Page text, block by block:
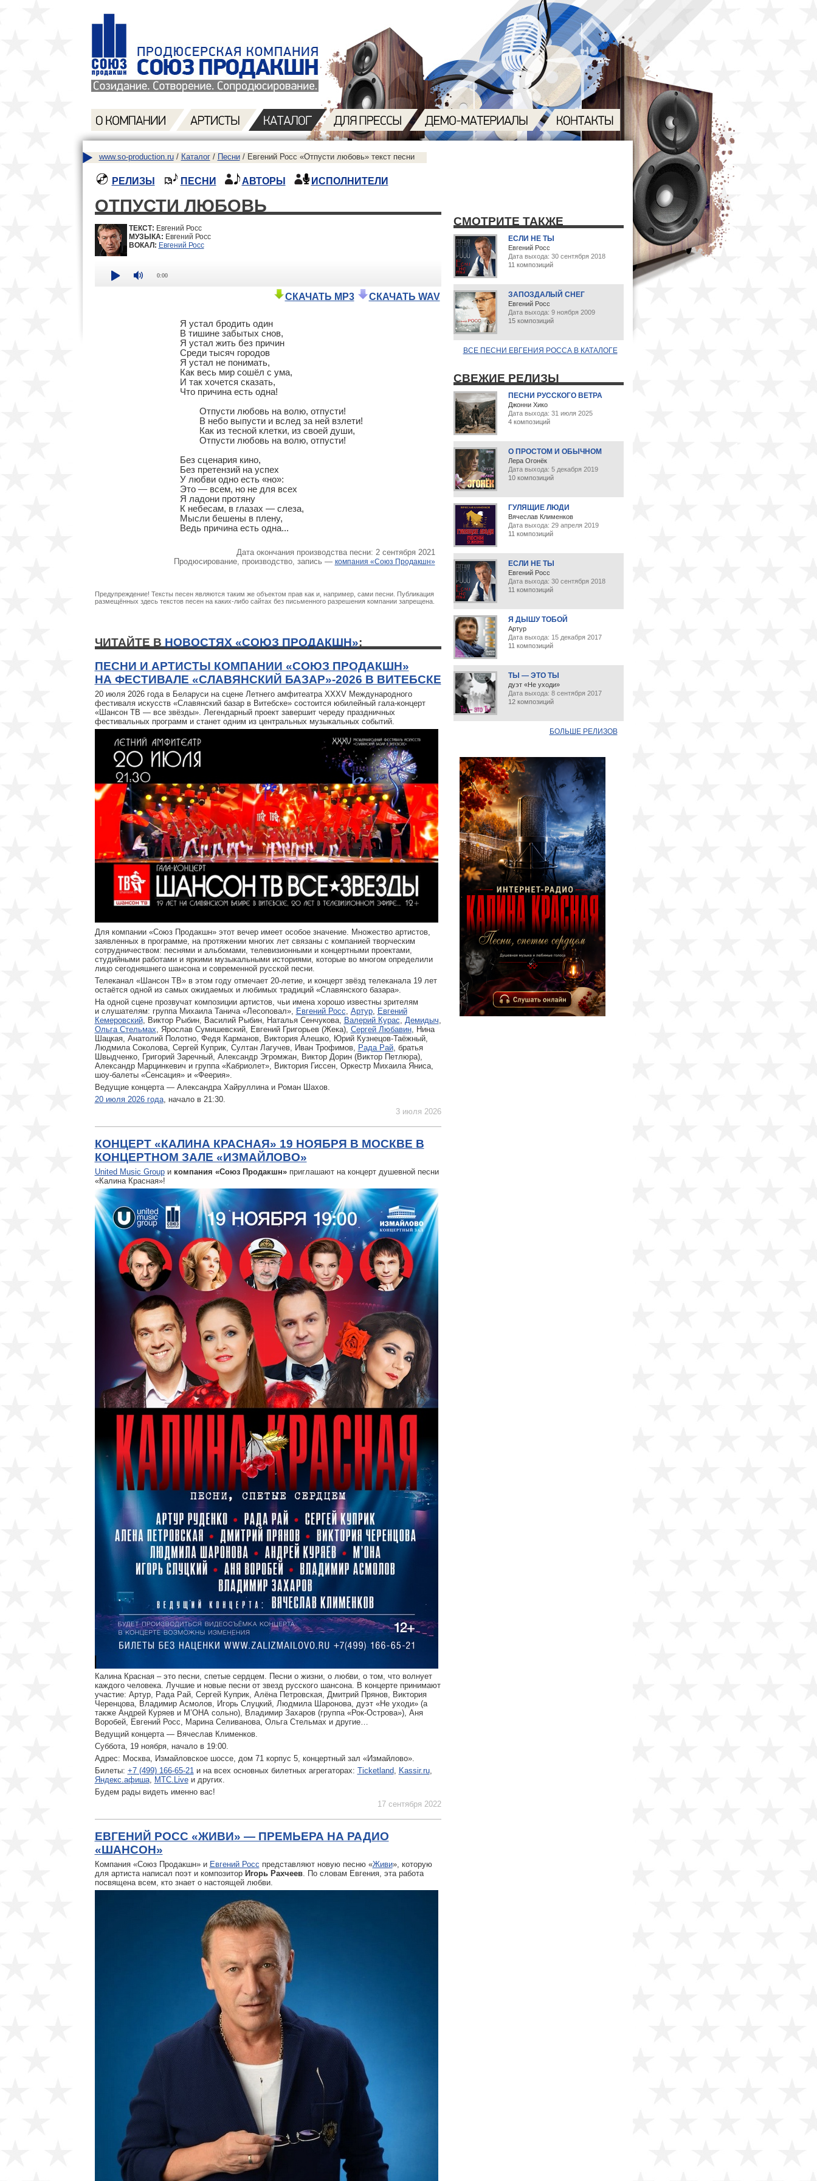
www.so-production.ru/ Каталог/ Песни/ Евгений Росс «Отпусти любовь» текст песни
РЕЛИЗЫ ПЕСНИ АВТОРЫ ИСПОЛНИТЕЛИ
ОТПУСТИ ЛЮБОВЬ
ТЕКСТ: Евгений Росс
МУЗЫКА: Евгений Росс
ВОКАЛ: Евгений Росс
0:00
СКАЧАТЬ MP3 СКАЧАТЬ WAV
Я устал бродить один
В тишине забытых снов,
Я устал жить без причин
Среди тысяч городов
Я устал не понимать,
Как весь мир сошёл с ума,
И так хочется сказать,
Что причина есть одна!
Без сценария кино,
Без претензий на успех
У любви одно есть «но»:
Это — всем, но не для всех
Я ладони протяну
К небесам, в глазах — слеза,
Мысли бешены в плену,
Ведь причина есть одна...
Дата окончания производства песни: 2 сентября 2021
Продюсирование, производство, запись — компания «Союз Продакшн»
Предупреждение! Тексты песен являются таким же объектом прав как и, например, сами песни. Публикация
размещённых здесь текстов песен на каких-либо сайтах без письменного разрешения компании запрещена.
ЧИТАЙТЕ В НОВОСТЯХ «СОЮЗ ПРОДАКШН»:
ПЕСНИ И АРТИСТЫ КОМПАНИИ «СОЮЗ ПРОДАКШН»
НА ФЕСТИВАЛЕ «СЛАВЯНСКИЙ БАЗАР»-2026 В ВИТЕБСКЕ
20 июля 2026 года в Беларуси на сцене Летнего амфитеатра XXXV Международного
фестиваля искусств «Славянский базар в Витебске» состоится юбилейный гала-концерт
«Шансон ТВ — все звёзды». Легендарный проект завершит череду праздничных
фестивальных программ и станет одним из центральных музыкальных событий.
Для компании «Союз Продакшн» этот вечер имеет особое значение. Множество артистов,
заявленных в программе, на протяжении многих лет связаны с компанией творческим
сотрудничеством: песнями и альбомами, телевизионными и концертными проектами,
студийными работами и яркими музыкальными историями, которые во многом определили
лицо сегодняшнего шансона и современной русской песни.
Телеканал «Шансон ТВ» в этом году отмечает 20-летие, и концерт звёзд телеканала 19 лет
остаётся одной из самых ожидаемых и любимых традиций «Славянского базара».
На одной сцене прозвучат композиции артистов, чьи имена хорошо известны зрителям
и слушателям: группа Михаила Танича «Лесоповал»,
Евгений Росс Артур,
Евгений
Кемеровский, Виктор Рыбин, Василий Рыбин, Наталья Сенчукова, Валерий Курас Демидыч
Ольга Стельмах , Ярослав Сумишевский, Евгений Григорьев (Жека), Сергей Любавин, Нина
Шацкая, Анатолий Полотно, Федя Карманов, Виктория Алешко, Юрий Кузнецов-Таёжный,
Людмила Соколова, Сергей Куприк, Султан Лагучев, Иван Трофимов,
Рада Рай, братья
Швыдченко, Григорий Заречный, Александр Эгромжан, Виктор Дорин (Виктор Петлюра),
Александр Марцинкевич и группа «Кабриолет», Виктория Гиссен, Оркестр Михаила Яниса,
шоу-балеты «Сенсация» и «Феерия».
Ведущие концерта — Александра Хайруллина и Роман Шахов.
20 июля 2026 года, начало в 21:30.
3 июля 2026
КОНЦЕРТ «КАЛИНА КРАСНАЯ» 19 НОЯБРЯ В МОСКВЕ В
КОНЦЕРТНОМ ЗАЛЕ «ИЗМАЙЛОВО»
United Music Groupи компания «Союз Продакшн»приглашают на концерт душевной песни
«Калина Красная»!
Калина Красная – это песни, спетые сердцем. Песни о жизни, о любви, о том, что волнует
каждого человека. Лучшие и новые песни от звезд русского шансона. В концерте принимают
участие: Артур, Рада Рай, Сергей Куприк, Алёна Петровская, Дмитрий Прянов, Виктория
Черенцова, Владимир Асмолов, Игорь Слуцкий, Людмила Шаронова, дуэт «Не уходи» (а
также Андрей Куряев и М’ОНА сольно), Владимир Захаров (группа «Рок-Острова»), Аня
Воробей, Евгений Росс, Марина Селиванова, Ольга Стельмах и другие…
Ведущий концерта — Вячеслав Клименков.
Суббота, 19 ноября, начало в 19:00.
Адрес: Москва, Измайловское шоссе, дом 71 корпус 5, концертный зал «Измайлово».
Билеты: +7 (499) 166-65-21 и на всех основных билетных агрегаторах: Ticketland Kassir.ru,
Яндекс.афиша, МТС.Liveи других.
Будем рады видеть именно вас!
17 сентября 2022
ЕВГЕНИЙ РОСС «ЖИВИ» — ПРЕМЬЕРА НА РАДИО
«ШАНСОН»
Компания «Союз Продакшн» и Евгений Росс представляют новую песню «Живи», которую
для артиста написал поэт и композитор Игорь Рахчеев. По словам Евгения, эта работа
посвящена всем, кто знает о настоящей любви.
СМОТРИТЕ ТАКЖЕ
ЕСЛИ НЕ ТЫ
Евгений Росс
Дата выхода: 30 сентября 2018
11 композиций
ЗАПОЗДАЛЫЙ СНЕГ
Евгений Росс
Дата выхода: 9 ноября 2009
15 композиций
ВСЕ ПЕСНИ ЕВГЕНИЯ РОССА В КАТАЛОГЕ
СВЕЖИЕ РЕЛИЗЫ
ПЕСНИ РУССКОГО ВЕТРА
Джонни Хико
Дата выхода: 31 июля 2025
4 композиций
О ПРОСТОМ И ОБЫЧНОМ
Лера Огонёк
Дата выхода: 5 декабря 2019
10 композиций
ГУЛЯЩИЕ ЛЮДИ
Вячеслав Клименков
Дата выхода: 29 апреля 2019
11 композиций
ЕСЛИ НЕ ТЫ
Евгений Росс
Дата выхода: 30 сентября 2018
11 композиций
Я ДЫШУ ТОБОЙ
Артур
Дата выхода: 15 декабря 2017
11 композиций
ТЫ — ЭТО ТЫ
дуэт «Не уходи»
Дата выхода: 8 сентября 2017
12 композиций
БОЛЬШЕ РЕЛИЗОВ